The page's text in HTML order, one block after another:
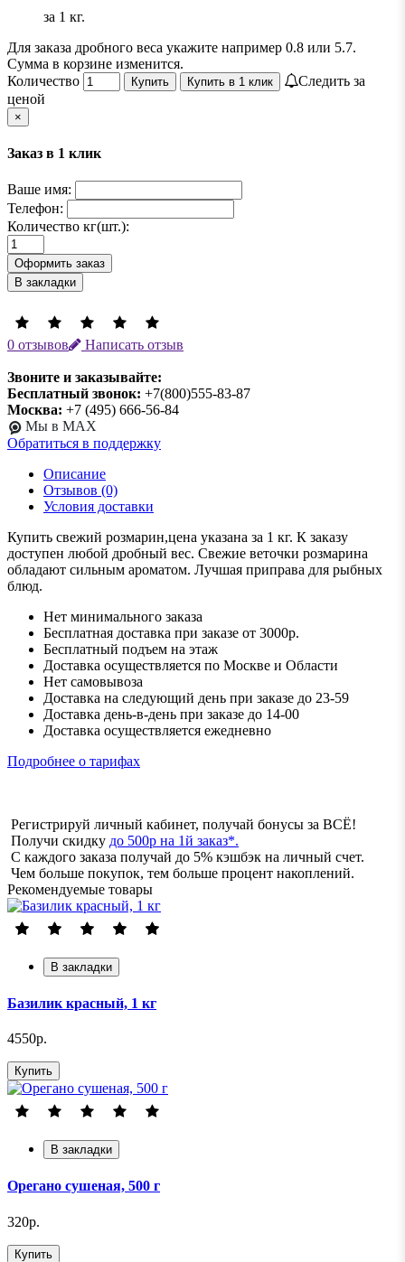
за 1 кг.
Для заказа дробного веса укажите например 0.8 или 5.7.
Сумма в корзине изменится.
Количество
Купить Купить в 1 клик
Следить за
ценой
×
Заказ в 1 клик
Ваше имя:
Телефон:
Количество кг(шт.):
Оформить заказ
В закладки
0 отзывов Написать отзыв
Звоните и заказывайте:
Бесплатный звонок: +7(800)555-83-87
Москва: +7 (495) 666-56-84
Мы в MAX
Обратиться в поддержку
Описание
Отзывов (0)
Условия доставки
Купить свежий розмарин,цена указана за 1 кг. К заказу
доступен любой дробный вес. Свежие веточки розмарина
обладают сильным ароматом. Лучшая приправа для рыбных
блюд.
Нет минимального заказа
Бесплатная доставка при заказе от 3000р.
Бесплатный подъем на этаж
Доставка осуществляется по Москве и Области
Нет самовывоза
Доставка на следующий день при заказе до 23-59
Доставка день-в-день при заказе до 14-00
Доставка осуществляется ежедневно
Подробнее о тарифах
Регистрируй личный кабинет, получай бонусы за ВСЁ!
Получи скидку до 500р на 1й заказ*.
С каждого заказа получай до 5% кэшбэк на личный счет.
Чем больше покупок, тем больше процент накоплений.
Рекомендуемые товары
В закладки
Базилик красный, 1 кг
4550р.
Купить
В закладки
Орегано сушеная, 500 г
320р.
Купить